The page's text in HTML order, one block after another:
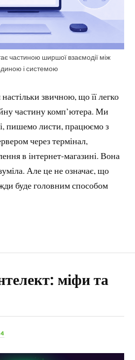
частиною ширшої взаємодії між
і системою
настільки звичною, що її легко
частину комп’ютера. Ми
пишемо листи, працюємо з
через термінал,
в інтернет-магазині. Вона
Але це не означає, що
буде головним способом
міфи та